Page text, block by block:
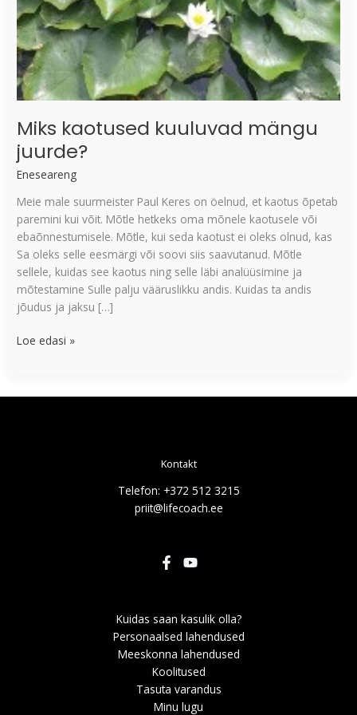
Miks kaotused kuuluvad mängu
juurde?
Eneseareng
Meie male suurmeister Paul Keres on öelnud, et kaotus õpetab
paremini kui võit. Mõtle hetkeks oma mõnele kaotusele või
ebaõnnestumisele. Mõtle, kui seda kaotust ei oleks olnud, kas
Sa oleks selle eesmärgi või soovi siis saavutanud. Mõtle
sellele, kuidas see kaotus ning selle läbi analüüsimine ja
mõtestamine Sulle palju vääruslikku andis. Kuidas ta andis
jõudus ja jaksu […]
Loe edasi »
Kontakt
Telefon: +372 512 3215
priit@lifecoach.ee
Kuidas saan kasulik olla?
Personaalsed lahendused
Meeskonna lahendused
Koolitused
Tasuta varandus
Minu lugu